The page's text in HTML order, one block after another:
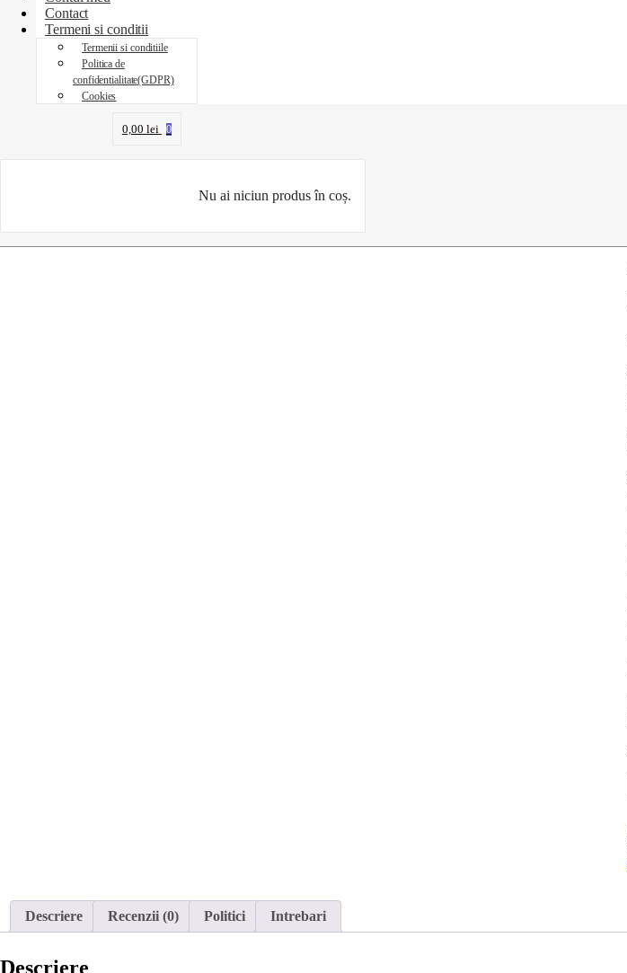
Contact
Termeni si conditii
Termenii si conditiile
Politica de
confidentialitate(GDPR)
Cookies
0,00 lei 0
Nu ai niciun produs în coș.
Descriere Recenzii (0) Politici Intrebari
Descriere